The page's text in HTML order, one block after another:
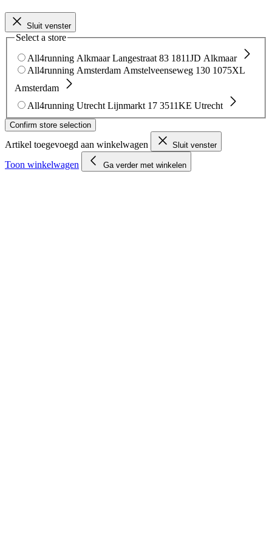
Sluit venster
Select a store
All4running Alkmaar Langestraat 83 1811JD Alkmaar
All4running Amsterdam Amstelveenseweg 130 1075XL
Amsterdam
All4running Utrecht Lijnmarkt 17 3511KE Utrecht
Confirm store selection
Artikel toegevoegd aan winkelwagen Sluit venster
Toon winkelwagen Ga verder met winkelen